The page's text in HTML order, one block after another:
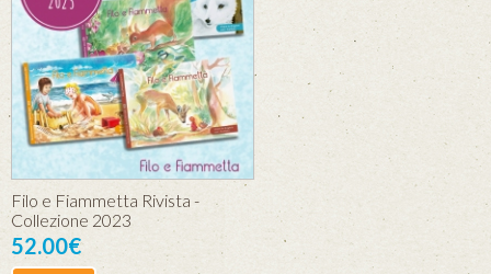
Filo e Fiammetta Rivista -
Collezione 2023
52.00€